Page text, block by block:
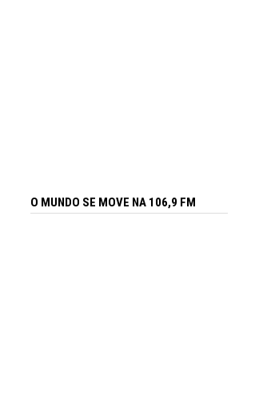
O MUNDO SE MOVE NA 106,9 FM